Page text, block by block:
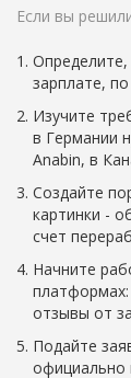
Если вы
зарплате,
Изучите
в Германии
Anabin, в
Создайте
картинки -
счет
Начните
отзывы от
Подайте
официально